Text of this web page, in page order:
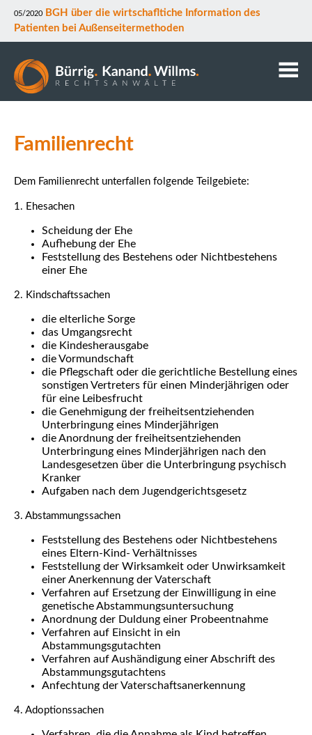
05/2020
BGH über die wirtschafltiche Information des
Patienten bei Außenseitermethoden
Anwälte
Kontakt
Rechtsgebiete
Familienrecht
Dem Familienrecht unterfallen folgende Teilgebiete:
1. Ehesachen
Scheidung der Ehe
Aufhebung der Ehe
Feststellung des Bestehens oder Nichtbestehens
einer Ehe
2. Kindschaftssachen
die elterliche Sorge
das Umgangsrecht
die Kindesherausgabe
die Vormundschaft
die Pflegschaft oder die gerichtliche Bestellung eines
sonstigen Vertreters für einen Minderjährigen oder
für eine Leibesfrucht
die Genehmigung der freiheitsentziehenden
Unterbringung eines Minderjährigen
die Anordnung der freiheitsentziehenden
Unterbringung eines Minderjährigen nach den
Landesgesetzen über die Unterbringung psychisch
Kranker
Aufgaben nach dem Jugendgerichtsgesetz
3. Abstammungssachen
Feststellung des Bestehens oder Nichtbestehens
eines Eltern-Kind- Verhältnisses
Feststellung der Wirksamkeit oder Unwirksamkeit
einer Anerkennung der Vaterschaft
Verfahren auf Ersetzung der Einwilligung in eine
genetische Abstammungsuntersuchung
Anordnung der Duldung einer Probeentnahme
Verfahren auf Einsicht in ein
Abstammungsgutachten
Verfahren auf Aushändigung einer Abschrift des
Abstammungsgutachtens
Anfechtung der Vaterschaftsanerkennung
4. Adoptionssachen